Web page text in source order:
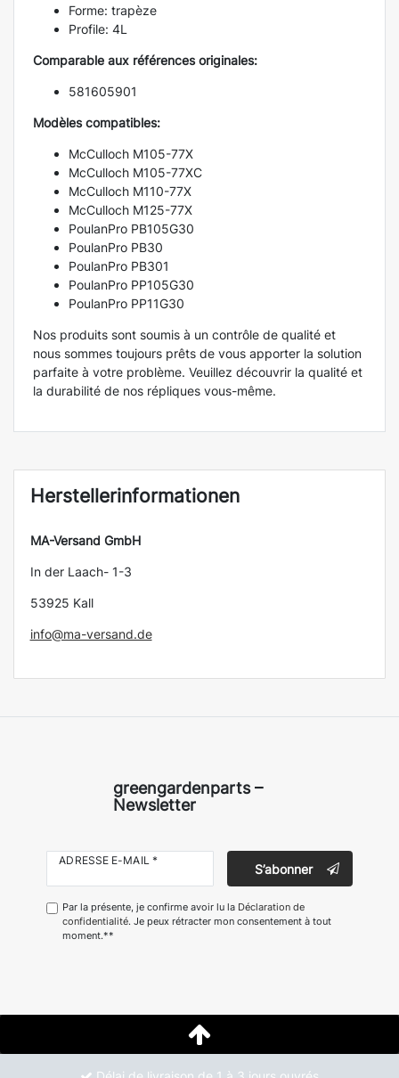
Forme: trapèze
Profile: 4L
Comparable aux références originales:
581605901
Modèles compatibles:
McCulloch M105-77X
McCulloch M105-77XC
McCulloch M110-77X
McCulloch M125-77X
PoulanPro PB105G30
PoulanPro PB30
PoulanPro PB301
PoulanPro PP105G30
PoulanPro PP11G30
Nos produits sont soumis à un contrôle de qualité et
nous sommes toujours prêts de vous apporter la solution
parfaite à votre problème. Veuillez découvrir la qualité et
la durabilité de nos répliques vous-même.
Herstellerinformationen
MA-Versand GmbH
In der Laach- 1-3
53925 Kall
info@ma-versand.de
greengardenparts –
Newsletter
ADRESSE E-MAIL *
S’abonner
Par la présente, je confirme avoir lu la Déclaration de
confidentialité. Je peux rétracter mon consentement à tout
moment.**